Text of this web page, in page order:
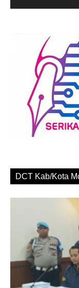
DCT Kab/Kota